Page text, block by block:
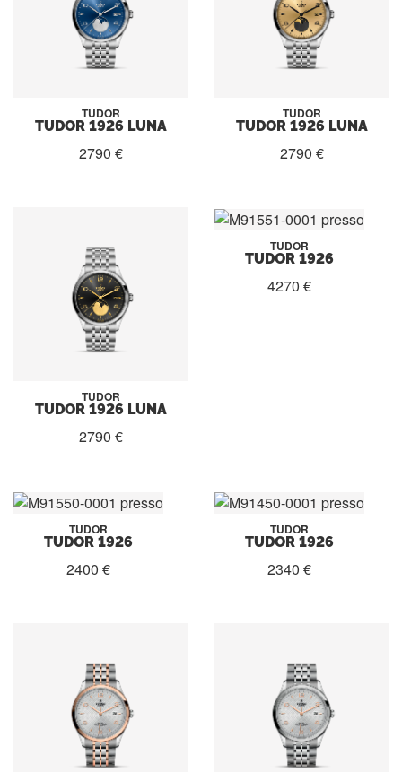
TUDOR
TUDOR 1926 LUNA
2790 €
TUDOR
TUDOR 1926 LUNA
2790 €
TUDOR
TUDOR 1926 LUNA
2790 €
TUDOR
TUDOR 1926
4270 €
TUDOR
TUDOR 1926
2400 €
TUDOR
TUDOR 1926
2340 €